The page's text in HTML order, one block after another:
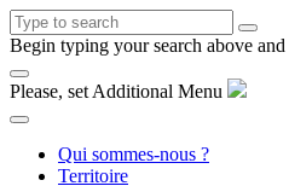
Begin typing your search above and
Please, set Additional Menu
Qui sommes-nous ?
Territoire